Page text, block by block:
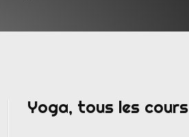
Yoga, tous les cours